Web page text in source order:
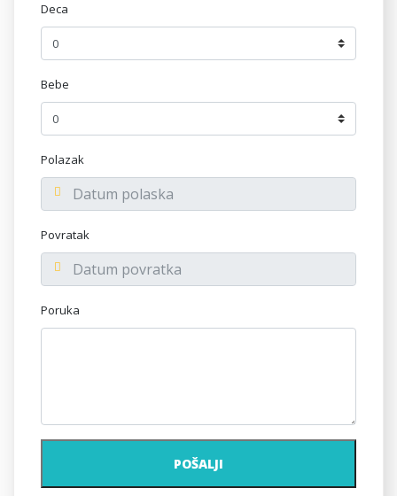
Deca
Bebe
Polazak
Povratak
Poruka
POŠALJI